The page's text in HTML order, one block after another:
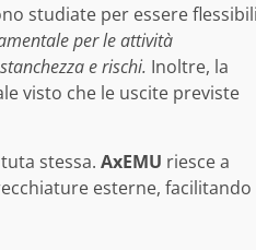
studiate per essere
per le attività
e rischi. Inoltre, la
visto che le uscite previste
stessa. AxEMU riesce a
esterne, facilitando